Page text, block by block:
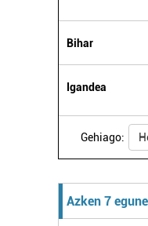
Bazkide batzuek ez
interes komertzial
bazkideen zerrenda,
dezakezun ikusteko.
Lortu zure datu
buruzko informazio
datuen atalean.
zure baimena
Bihar
Igandea
Gehiago:
Azken 7